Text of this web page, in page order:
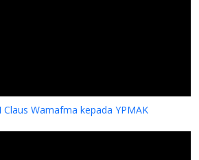
Wamafma kepada YPMAK